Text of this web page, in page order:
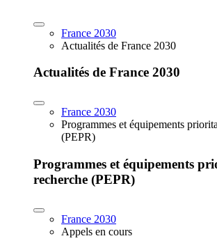
France 2030
Actualités de France 2030
Actualités de France 2030
France 2030
Programmes et équipements
(PEPR)
Programmes et équipements
recherche (PEPR)
France 2030
Appels en cours